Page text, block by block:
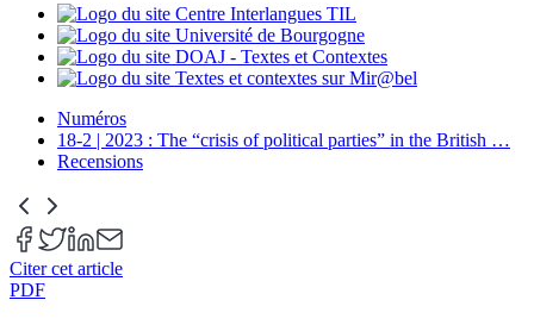
Numéros
18-2 | 2023 : The “crisis of political parties” in the British …
Recensions
Citer cet article
PDF